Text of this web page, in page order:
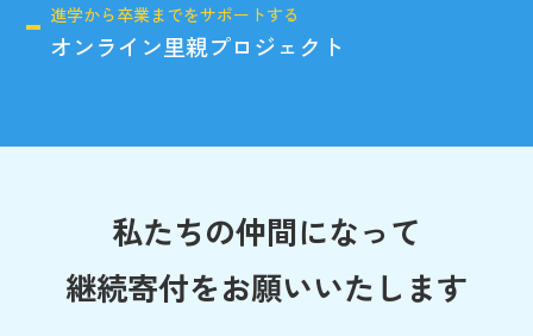
進学から卒業までをサポートする
オンライン里親プロジェクト
私たちの仲間になって
継続寄付をお願いいたします